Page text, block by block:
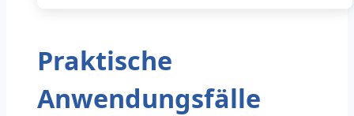
Praktische
Anwendungsfälle